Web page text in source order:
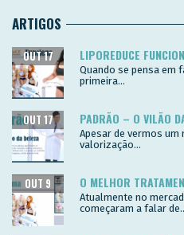
ARTIGOS
LIPOREDUCE
OUT 17
Quando se pensa em
primeira...
PADRÃO – O VILÃO
OUT 17
Apesar de vermos
valorização...
O MELHOR
OUT 9
Atualmente no
começaram a falar